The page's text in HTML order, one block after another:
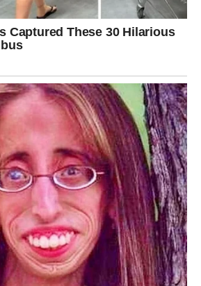
više ne možete ignorisati.
svoje pravo lice i to će vam otvoriti
nije bilo iskreno
važni i snažni trenuci.
im život traži novu energiju i nove